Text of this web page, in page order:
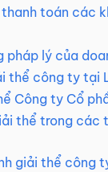
toán các
lý của
thể công ty tại
Công ty Cổ
thể trong các
giải thể công